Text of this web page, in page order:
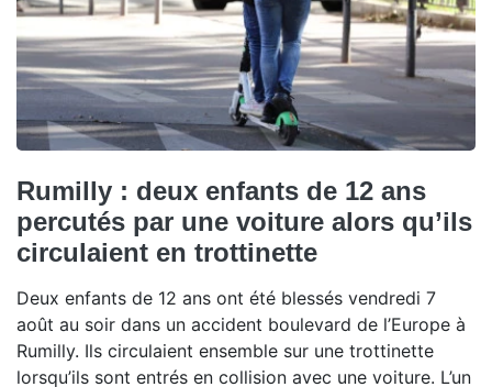
Rumilly : deux enfants de 12 ans
percutés par une voiture alors qu’ils
circulaient en trottinette
Deux enfants de 12 ans ont été blessés vendredi 7
août au soir dans un accident boulevard de l’Europe à
Rumilly. Ils circulaient ensemble sur une trottinette
lorsqu’ils sont entrés en collision avec une voiture. L’un